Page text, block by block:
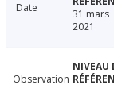
Date
31 mars
2021
Observation